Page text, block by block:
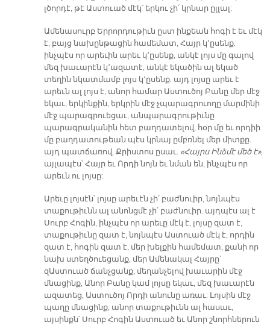
լծորդէ, թէ Աստուած մէկ՝ երկու չի՛ կրնար ըլլալ:
Ամենասուրբ Երրորդութիւն ըստ ինքեան հոգի է եւ մէկ
է, բայց նախընթացին համեմատ, Հայր կ՚ըսենք.
ինչպէս որ արեւին արեւ կ՚ըսենք, անկէ լոյս մը գալով
մեզ խաւարէն կ՚ազատէ, անկէ եկածին ալ եկած
տեղին նկատմամբ լոյս կ՚ըսենք. այդ լոյսը արեւ է
արեւն ալ լոյս է, անոր համար Աստուծոյ Բանը մեր մէջ
եկաւ, երկինքին, երկրին մէջ չպարագրուողը մարմինի
մէջ պարագրուեցաւ, անպարագրութիւնը
պարագրականին հետ բաղդատելով, հօր մը եւ որդիի
մը բաղդատութեան պէս կրնայ ըմբռնել մեր միտքը.
այդ պատճառով, Քրիստոս ըսաւ. «Հայրս Ինձմէ մեծ է»,
այլապէս՝ Հայր եւ Որդի նոյն եւ նման են, ինչպէս որ
արեւն ու լոյսը:
Արեւը լոյսէն՝ լոյսը արեւէն չի՛ բաժնուիր, նոյնպէս
տաքութիւնն ալ անոնցմէ չի՛ բաժնուիր. այդպէս ալ է
Սուրբ Հոգին, ինչպէս որ արեւը մէկ է, լոյսը զատ է,
տաքութիւնը զատ է, նոյնպէս Աստուած մէկ է, որդին
զատ է, հոգին զատ է, մեր խելքին համեմատ, քանի որ
նախ ստեղծուեցանք, մեր Ամենակալ Հայրը՝
զԱստուած ճանչցանք, մեղանչելով խաւարին մէջ
մնացինք, Անոր Բանը կամ լոյսը եկաւ, մեզ խաւարէն
ազատեց, Աստուծոյ Որդի անունը առաւ: Լոյսին մէջ
պաղը մնացինք, անոր տաքութիւնն ալ հասաւ,
այսինքն՝ Սուրբ Հոգին Աստուած եւ Անոր շնորհներուն